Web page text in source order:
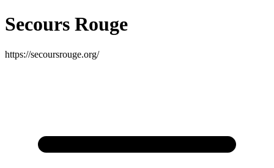
Secours Rouge
https://secoursrouge.org/